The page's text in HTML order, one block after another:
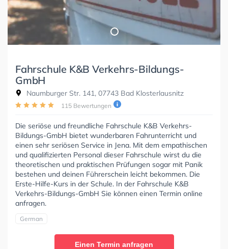
Fahrschule K&B Verkehrs-Bildungs-
GmbH
Naumburger Str. 141, 07743 Bad Klosterlausnitz
115 Bewertungen
Die seriöse und freundliche Fahrschule K&B Verkehrs-
Bildungs-GmbH bietet wunderbaren Fahrunterricht und
einen sehr seriösen Service in Jena. Mit dem empathischen
und qualifizierten Personal dieser Fahrschule wirst du die
theoretischen und praktischen Prüfungen sogar mit Panik
bestehen und deinen Führerschein leicht bekommen. Die
Erste-Hilfe-Kurs in der Schule. In der Fahrschule K&B
Verkehrs-Bildungs-GmbH Sie können einen Termin online
anfragen.
German
Einen Termin anfragen